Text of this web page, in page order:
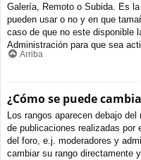
Galería, Remoto o Subida. Es
pueden usar o no y en que
caso de que no este disponible
Administración para que sea
Arriba
¿Cómo se puede
Los rangos aparecen debajo
de publicaciones realizadas por
del foro, e.j. moderadores y
cambiar su rango directamente